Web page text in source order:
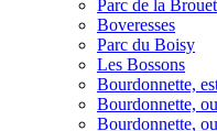
Parc de la
Boveresses
Parc du Boisy
Les Bossons
Bourdonnette,
Bourdonnette,
Bourdonnette,